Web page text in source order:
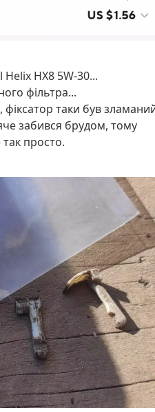
HX8 5W-30...
фільтра...
фіксатор таки був
забився брудом, тому
просто.